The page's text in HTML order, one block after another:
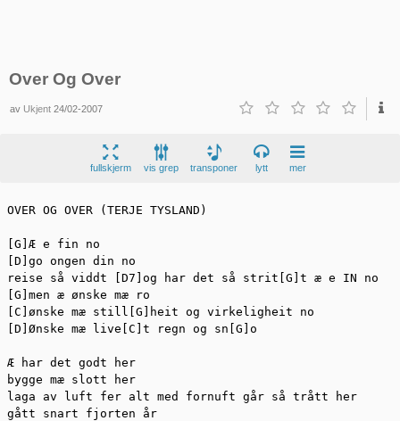
Over Og Over
av Ukjent 24/02-2007
fullskjerm vis grep transponer lytt mer
OVER OG OVER (TERJE TYSLAND)
[G]Æ e fin no
[D]go ongen din no
reise så viddt [D7]og har det så strit[G]t æ e IN no
[G]men æ ønske mæ ro
[C]ønske mæ still[G]heit og virkeligheit no
[D]Ønske mæ live[C]t regn og sn[G]o
Æ har det godt her
bygge mæ slott her
laga av luft fer alt med fornuft går så trått her
gått snart fjorten år